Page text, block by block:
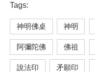
Tags:
神明佛桌 神明
阿彌陀佛 佛祖
說法印 矛願印